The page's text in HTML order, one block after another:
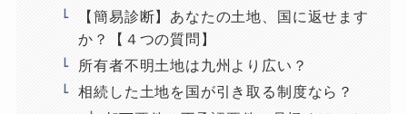
【簡易診断】あなたの土地、国に返せます
か？【４つの質問】
所有者不明土地は九州より広い？
相続した土地を国が引き取る制度なら？